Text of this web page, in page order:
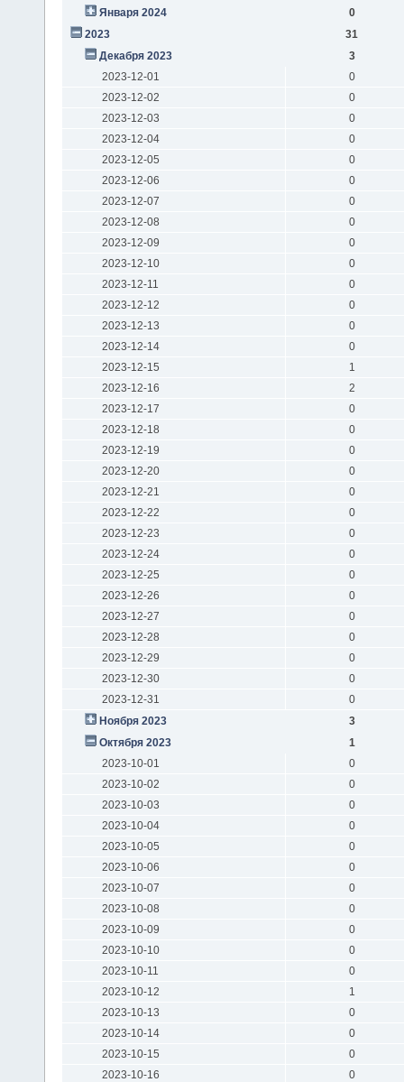
Января 2024
0
2023
31
Декабря 2023
3
2023-12-01
0
2023-12-02
0
2023-12-03
0
2023-12-04
0
2023-12-05
0
2023-12-06
0
2023-12-07
0
2023-12-08
0
2023-12-09
0
2023-12-10
0
2023-12-11
0
2023-12-12
0
2023-12-13
0
2023-12-14
0
2023-12-15
1
2023-12-16
2
2023-12-17
0
2023-12-18
0
2023-12-19
0
2023-12-20
0
2023-12-21
0
2023-12-22
0
2023-12-23
0
2023-12-24
0
2023-12-25
0
2023-12-26
0
2023-12-27
0
2023-12-28
0
2023-12-29
0
2023-12-30
0
2023-12-31
0
Ноября 2023
3
Октября 2023
1
2023-10-01
0
2023-10-02
0
2023-10-03
0
2023-10-04
0
2023-10-05
0
2023-10-06
0
2023-10-07
0
2023-10-08
0
2023-10-09
0
2023-10-10
0
2023-10-11
0
2023-10-12
1
2023-10-13
0
2023-10-14
0
2023-10-15
0
2023-10-16
0